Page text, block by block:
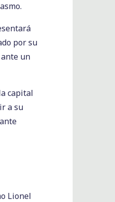
por su
un
capital
a su
Lionel